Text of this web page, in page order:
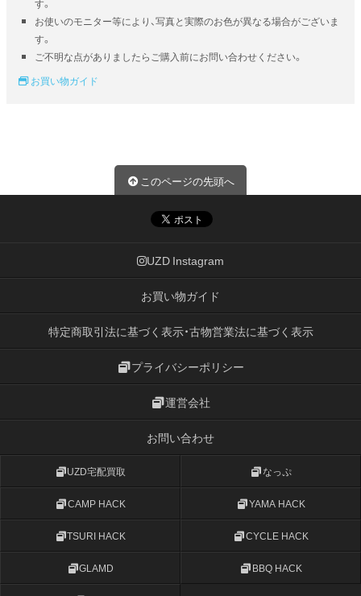
す。
お使いのモニター等により、写真と実際のお色が異なる場合がございま
す。
ご不明な点がありましたらご購入前にお問い合わせください。
お買い物ガイド
このページの先頭へ
UZD Instagram
お買い物ガイド
特定商取引法に基づく表示・古物営業法に基づく表示
プライバシーポリシー
運営会社
お問い合わせ
UZD宅配買取 なっぷ
CAMP HACK YAMA HACK
TSURI HACK CYCLE HACK
GLAMD BBQ HACK